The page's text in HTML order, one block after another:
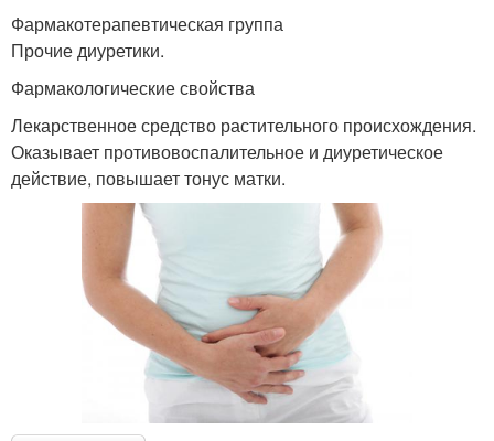
Фармакотерапевтическая группа
Прочие диуретики.
Фармакологические свойства
Лекарственное средство растительного происхождения.
Оказывает противовоспалительное и диуретическое
действие, повышает тонус матки.